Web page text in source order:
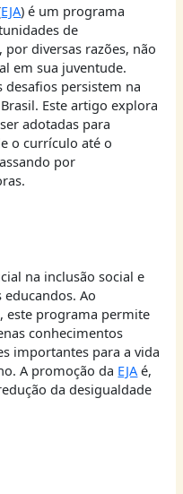
EJA) é um programa
de
diversas razões, não
em sua juventude.
desafios persistem na
Este artigo explora
adotadas para
o currículo até o
por
na inclusão social e
Ao
este programa permite
conhecimentos
importantes para a vida
A promoção da EJAé,
da desigualdade